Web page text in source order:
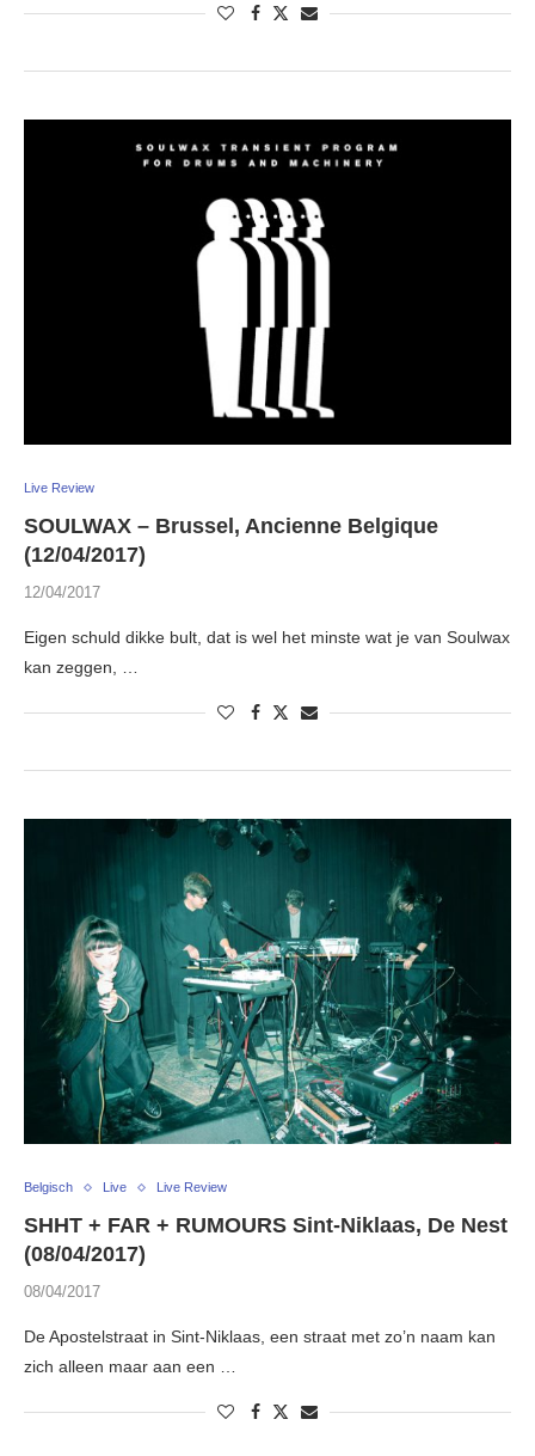
Live Review
SOULWAX – Brussel, Ancienne Belgique
(12/04/2017)
12/04/2017
Eigen schuld dikke bult, dat is wel het minste wat je van Soulwax
kan zeggen, …
Belgisch Live Live Review
SHHT + FAR + RUMOURS Sint-Niklaas, De Nest
(08/04/2017)
08/04/2017
De Apostelstraat in Sint-Niklaas, een straat met zo’n naam kan
zich alleen maar aan een …